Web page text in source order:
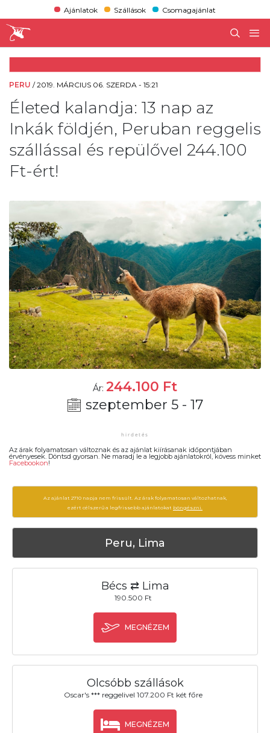
Ajánlatok Szállások Csomagajánlat
PERU /2019. MÁRCIUS 06. SZERDA - 15:21
Életed kalandja: 13 nap az
Inkák földjén, Peruban reggelis
szállással és repülővel 244.100
Ft-ért!
Ár: 244.100 Ft
szeptember 5 - 17
Az árak folyamatosan változnak és az ajánlat kiírásanak időpontjában
érvényesek. Döntsd gyorsan. Ne maradj le a legjobb ajánlatokról, kövess minket
Facebookon!
Az ajánlat 2710 napja nem frissült. Az árak folyamatosan változhatnak,
ezért célszerű a legfrissebb ajánlatokat böngészni.
Peru, Lima
Bécs ⇄ Lima
190.500 Ft
MEGNÉZEM
Olcsóbb szállások
Oscar's *** reggelivel 107.200 Ft két főre
MEGNÉZEM